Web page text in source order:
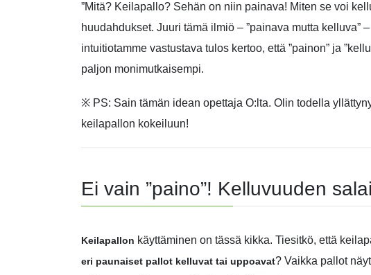
”Mitä? Keilapallo? Sehän on niin painava! Miten se voi
huudahdukset. Juuri tämä ilmiö – ”painava mutta kelluva”
intuitiotamme vastustava tulos kertoo, että ”painon” ja
paljon monimutkaisempi.
※ PS: Sain tämän idean opettaja O:lta. Olin todella
keilapallon kokeiluun!
Ei vain ”paino”! Kelluvuuden
Keilapallon käyttäminen on tässä kikka. Tiesitkö, että
eri paunaiset pallot kelluvat tai uppoavat? Vaikka pallot